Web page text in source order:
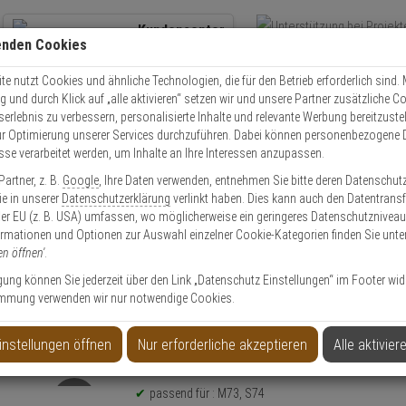
Kundencenter
Kontaktservice nutzen
Mo. - Do.: 8:00 - 16:30 Fr. 8:00 - 14:00 Uhr
Kameras Mobotix Mx-O-M7SA-8N040 120° 4K Nacht-Sensormodul
4K Nacht-Sensormodul
Produktinformationen
passend für : M73, S74
Cookies
nutzt Cookies und ähnliche Technologien, die für den Betrieb erforderlich sind.
und durch Klick auf „alle aktivieren“ setzen wir und unsere Partner zusätzliche
zu verbessern, personalisierte Inhalte und relevante Werbung
Optimierung unserer Services durchzuführen. Dabei können personenbezogene
verarbeitet werden, um Inhalte an Ihre Interessen anzupassen.
z. B. Google , Ihre Daten verwenden, entnehmen Sie bitte deren
in unserer Datenschutzerklärung verlinkt haben. Dies kann auch den
EU (z. B. USA) umfassen, wo möglicherweise ein geringeres Datenschutzniveau
und Optionen zur Auswahl einzelner Cookie-Kategorien finden Sie
öffnen'.
können Sie jederzeit über den Link „Datenschutz Einstellungen“ im Footer
verwenden wir nur notwendige Cookies.
öffnen Nur erforderliche akzeptieren Alle